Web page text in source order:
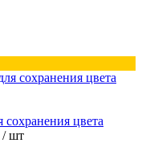
цвета
/ шт